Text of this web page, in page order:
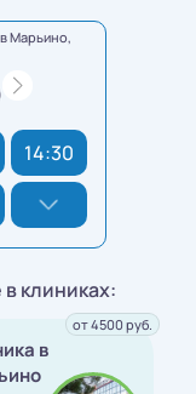
Марьино,
14:30
клиниках:
в
от 4500 руб.